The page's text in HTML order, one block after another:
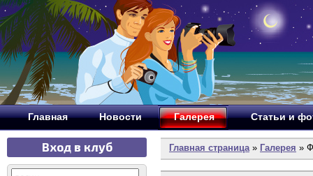
Главная Новости Галерея Статьи и
Вход в клуб Главная страница» Галерея »